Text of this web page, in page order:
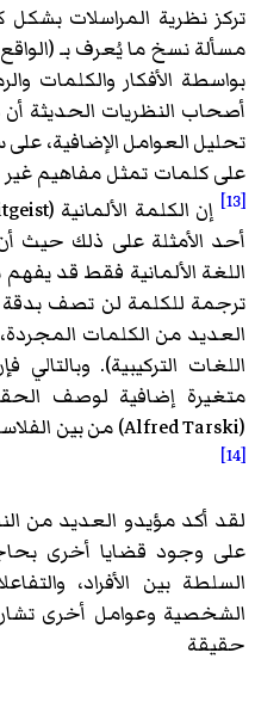
تركز نظرية المراسلات
مسألة نسخ ما يُعرف بـ
بواسطة الأفكار والكلمات
أصحاب النظريات الحديثة
تحليل العوامل الإضافية،
على كلمات تمثل مفاهيم غير
[13]
أحد الأمثلة على ذلك
اللغة الألمانية فقط قد
ترجمة للكلمة لن تصف
العديد من الكلمات
اللغات التركيبية).
متغيرة إضافية لوصف
(Alfred Tarski) من بين الفلاسفة الذين يعالجون هذه المشكلة.
[14]
لقد أكد مؤيدو العديد من
على وجود قضايا أخرى
السلطة بين الأفراد،
الشخصية وعوامل أخرى
حقيقة